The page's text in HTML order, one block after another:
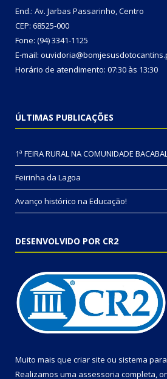
End.: Av. Jarbas Passarinho, Centro
CEP: 68525-000
Fone: (94) 3341-1125
E-mail:
Horário de atendimento: 07:30 às 13:30
ÚLTIMAS PUBLICAÇÕES
1ª FEIRA RURAL NA COMUNIDADE
Feirinha da Lagoa
Avanço histórico na Educação!
DESENVOLVIDO POR CR2
Muito mais que criar site ou sistema
Realizamos uma assessoria completa,